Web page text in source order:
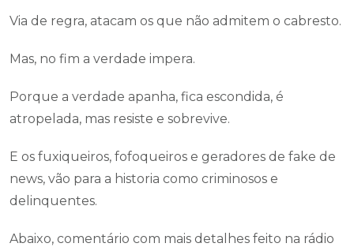
Via de regra, atacam os que não admitem o cabresto.
Mas, no fim a verdade impera.
Porque a verdade apanha, fica escondida, é
atropelada, mas resiste e sobrevive.
E os fuxiqueiros, fofoqueiros e geradores de fake de
news, vão para a historia como criminosos e
delinquentes.
Abaixo, comentário com mais detalhes feito na rádio